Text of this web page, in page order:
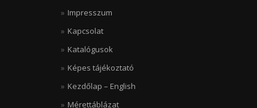
Impresszum
Kapcsolat
Katalógusok
Képes tájékoztató
Kezdőlap – English
Mérettáblázat